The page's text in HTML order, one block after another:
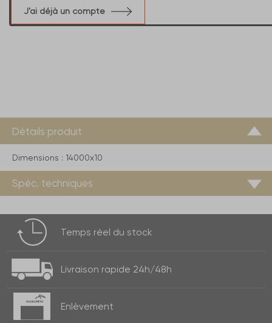
J’ai déjà un compte
Détails produit
Dimensions : 14000x10
Spéc. techniques
Temps réel du stock
Livraison rapide 24h/48h
Enlèvement